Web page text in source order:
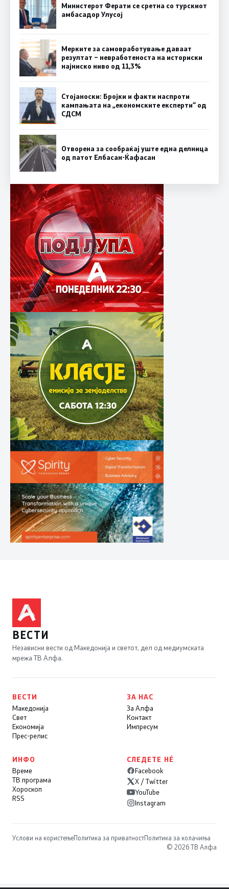
Министерот Ферати се сретна со турскиот
амбасадор Улусој
Мерките за самовработување даваат
резултат – невработеноста на историски
најниско ниво од 11,3%
Стојаноски: Бројки и факти наспроти
кампањата на „економските експерти“ од
СДСM
Отворена за сообраќај уште една делница
од патот Елбасан-Ќафасан
ВЕСТИ
Независни вести од Македонија и светот, дел од медиумската
мрежа ТВ Алфа.
ВЕСТИ
Македонија
Свет
Економија
Прес-релис
ЗА НАС
За Алфа
Контакт
Импресум
ИНФО
Време
ТВ програма
Хороскоп
RSS
СЛЕДЕТЕ НÉ
Facebook
X / Twitter
YouTube
Instagram
Услови на користењеПолитика за приватностПолитика за колачиња
© 2026 ТВ Алфа